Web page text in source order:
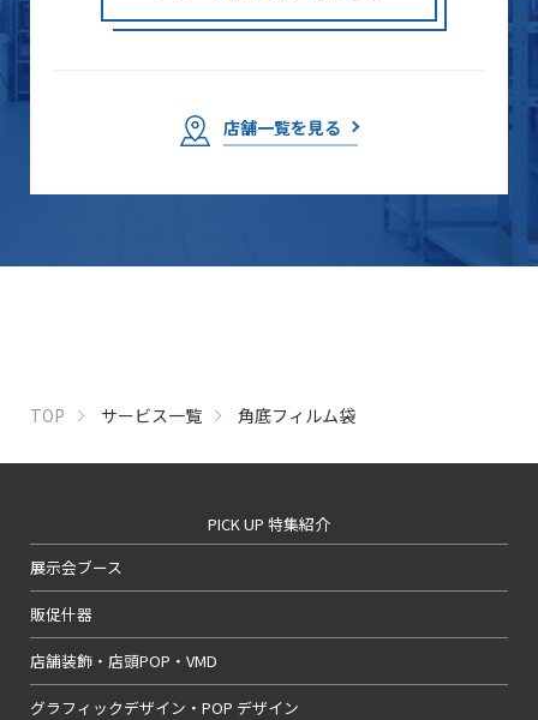
店舗一覧を見る
TOP サービス一覧 角底フィルム袋
PICK UP 特集紹介
展示会ブース
販促什器
店舗装飾・店頭POP・VMD
グラフィックデザイン・POP デザイン